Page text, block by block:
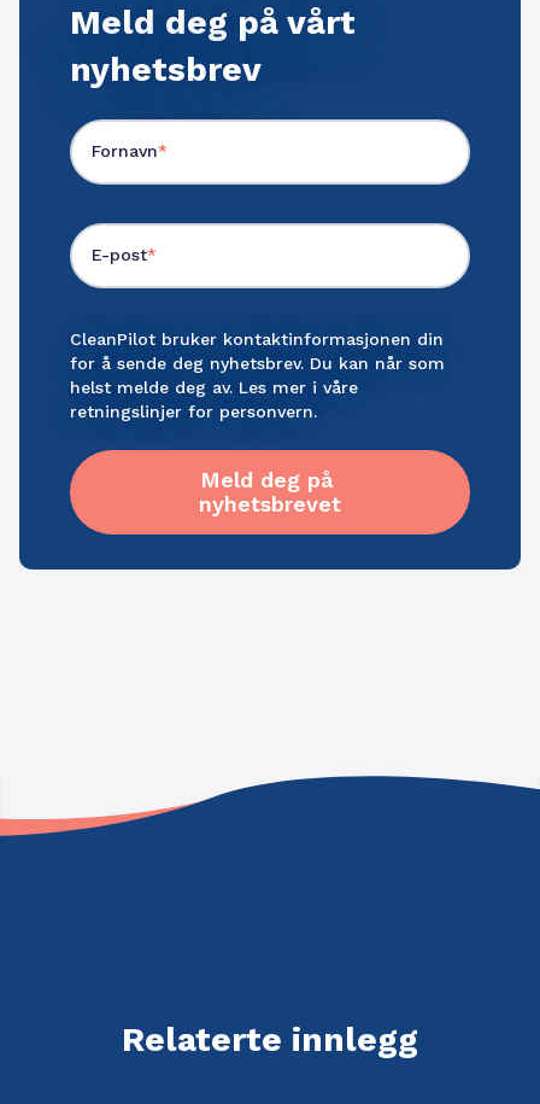
Meld deg på vårt
nyhetsbrev
Fornavn*
E-post*
CleanPilot bruker kontaktinformasjonen din
for å sende deg nyhetsbrev. Du kan når som
helst melde deg av. Les mer i våre
retningslinjer for personvern.
Relaterte innlegg